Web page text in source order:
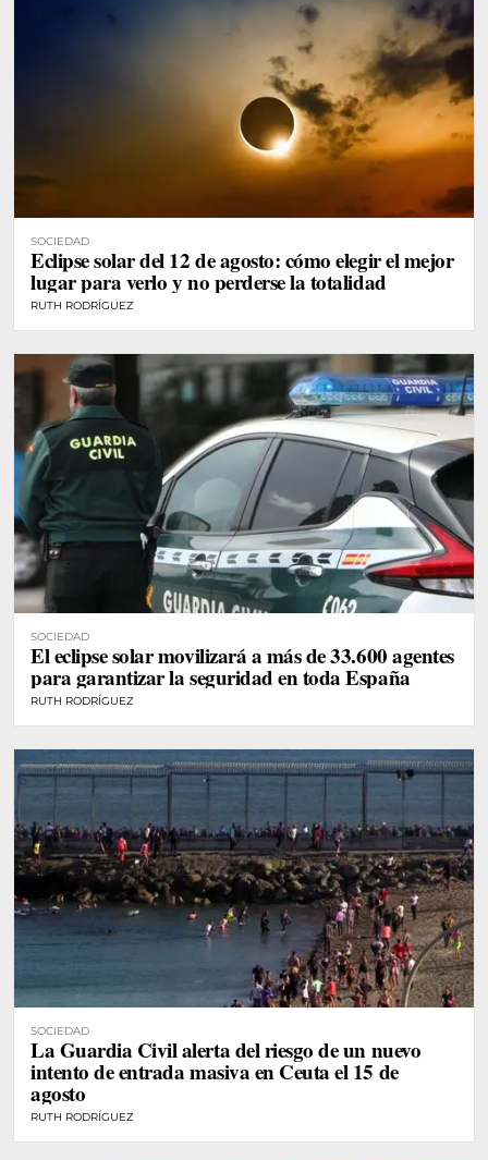
SOCIEDAD
Eclipse solar del 12 de agosto: cómo elegir el mejor
lugar para verlo y no perderse la totalidad
RUTH RODRÍGUEZ
SOCIEDAD
El eclipse solar movilizará a más de 33.600 agentes
para garantizar la seguridad en toda España
RUTH RODRÍGUEZ
SOCIEDAD
La Guardia Civil alerta del riesgo de un nuevo
intento de entrada masiva en Ceuta el 15 de
agosto
RUTH RODRÍGUEZ